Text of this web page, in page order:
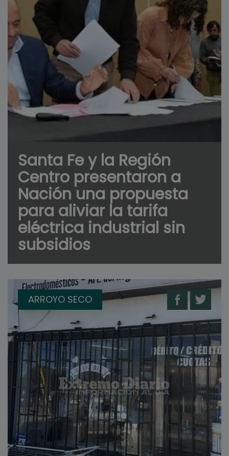
Santa Fe y la Región
Centro presentaron a
Nación una propuesta
para aliviar la tarifa
eléctrica industrial sin
subsidios
ARROYO SECO